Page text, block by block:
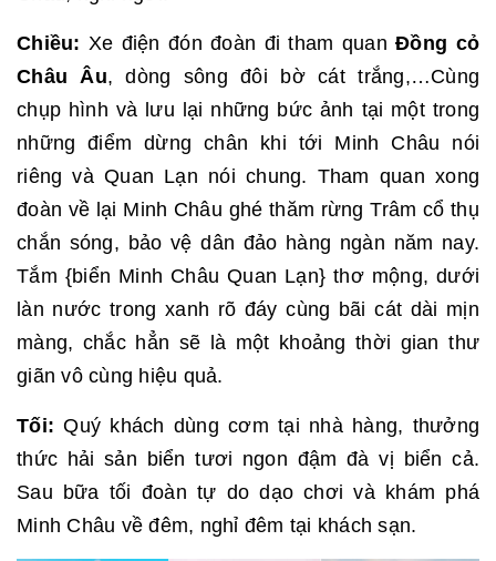
Chiều: Xe điện đón đoàn đi tham quanĐồng cỏ
Châu Âu, dòng sông đôi bờ cát trắng,…Cùng
chụp hình và lưu lại những bức ảnh tại một trong
những điểm dừng chân khi tới Minh Châu nói
riêng và Quan Lạn nói chung. Tham quan xong
đoàn về lại Minh Châu ghé thăm rừng Trâm cổ thụ
chắn sóng, bảo vệ dân đảo hàng ngàn năm nay.
Tắm {biển Minh Châu Quan Lạn} thơ mộng, dưới
làn nước trong xanh rõ đáy cùng bãi cát dài mịn
màng, chắc hẳn sẽ là một khoảng thời gian thư
giãn vô cùng hiệu quả.
Tối:Quý khách dùng cơm tại nhà hàng, thưởng
thức hải sản biển tươi ngon đậm đà vị biển cả.
Sau bữa tối đoàn tự do dạo chơi và khám phá
Minh Châu về đêm, nghỉ đêm tại khách sạn.